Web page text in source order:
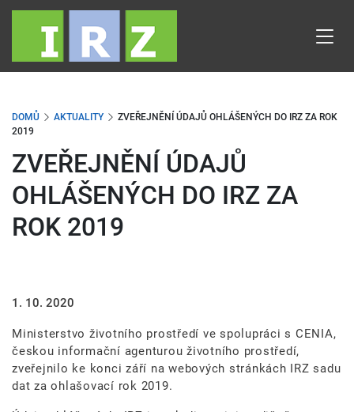
Přejít
obsahu
DOMŮ AKTUALITY
ZVEŘEJNĚNÍ ÚDAJŮ OHLÁŠENÝCH DO IRZ ZA ROK
2019
ZVEŘEJNĚNÍ ÚDAJŮ
OHLÁŠENÝCH DO IRZ ZA
ROK 2019
1. 10. 2020
Ministerstvo životního prostředí ve spolupráci s CENIA,
českou informační agenturou životního prostředí,
zveřejnilo ke konci září na webových stránkách IRZ sadu
dat za ohlašovací rok 2019.